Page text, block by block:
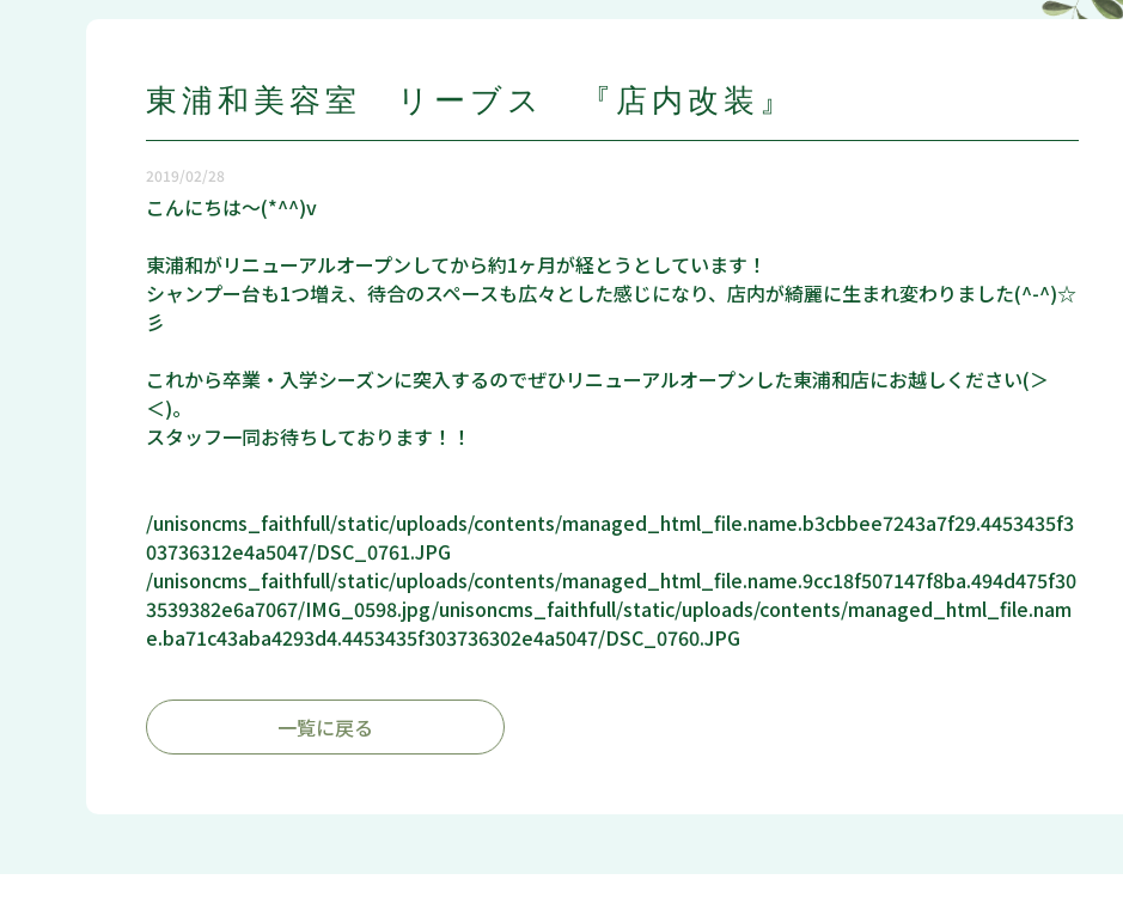
東浦和美容室 リーブス 『店内改装』
2019/02/28
こんにちは～(*^^)v
東浦和がリニューアルオープンしてから約1ヶ月が経とうとしています！
シャンプー台も1つ増え、待合のスペースも広々とした感じになり、店内が綺麗に生まれ変わりました(^-^)☆
彡
これから卒業・入学シーズンに突入するのでぜひリニューアルオープンした東浦和店にお越しください(＞
＜)。
スタッフ一同お待ちしております！！
/unisoncms_faithfull/static/uploads/contents/managed_html_file.name.b3cbbee7243a7f29.4453435f3
03736312e4a5047/DSC_0761.JPG
/unisoncms_faithfull/static/uploads/contents/managed_html_file.name.9cc18f507147f8ba.494d475f30
3539382e6a7067/IMG_0598.jpg/unisoncms_faithfull/static/uploads/contents/managed_html_file.nam
e.ba71c43aba4293d4.4453435f303736302e4a5047/DSC_0760.JPG
一覧に戻る